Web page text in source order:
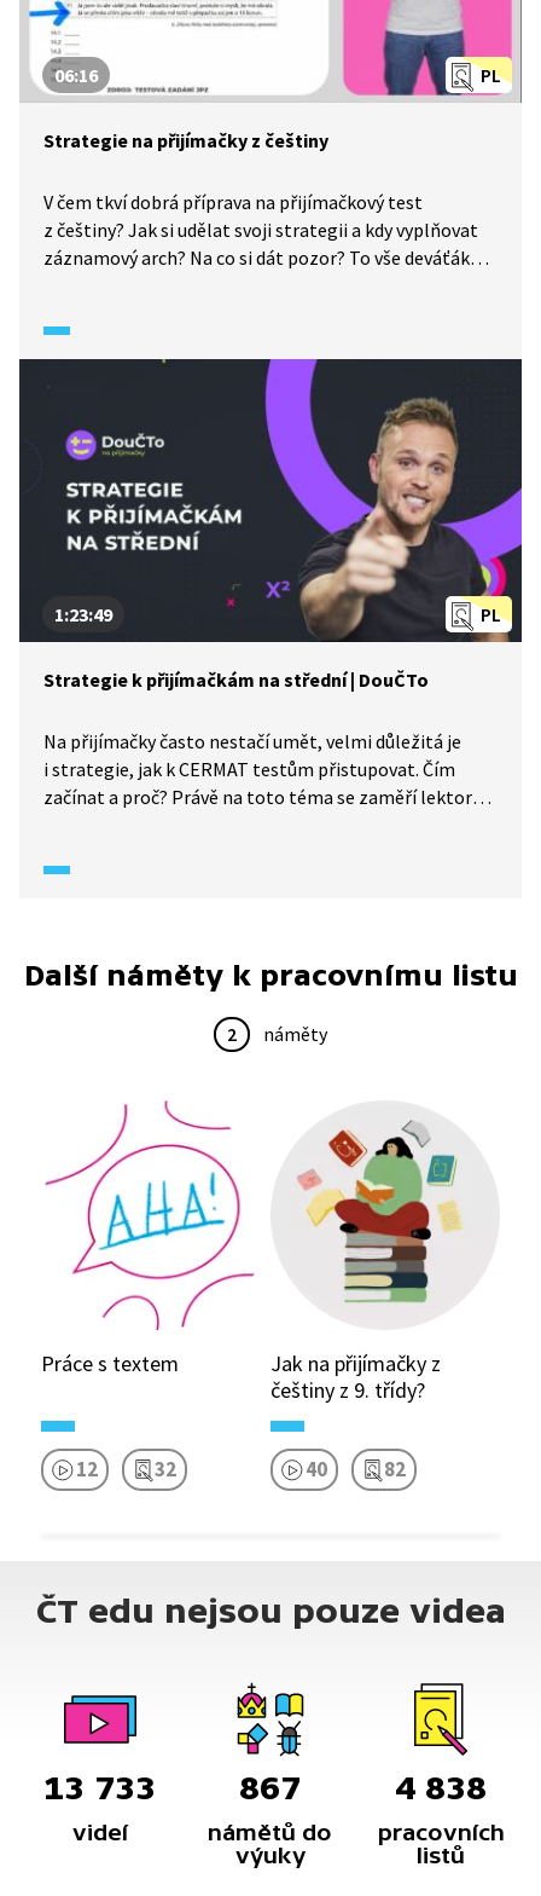
PL
06:16
Strategie na přijímačky z češtiny
V čem tkví dobrá příprava na přijímačkový test
z češtiny? Jak si udělat svoji strategii a kdy vyplňovat
záznamový arch? Na co si dát pozor? To vše deváťákům
PL
1:23:49
Strategie k přijímačkám na střední | DouČTo
Na přijímačky často nestačí umět, velmi důležitá je
i strategie, jak k CERMAT testům přistupovat. Čím
začínat a proč? Právě na toto téma se zaměří lektor
Další náměty k pracovnímu listu
2 náměty
Práce s textem
12 32
Jak na přijímačky z
češtiny z 9. třídy?
40 82
ČT edu nejsou pouze videa
13 733
videí
867
námětů do
výuky
4 838
pracovních
listů